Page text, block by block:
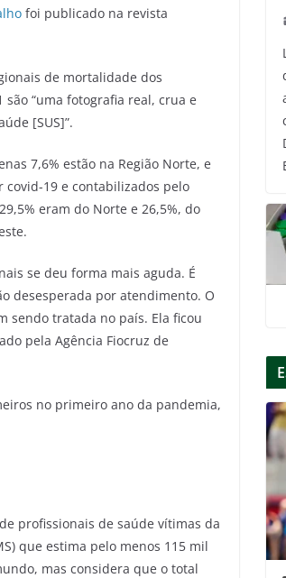
foi publicado na revista
de mortalidade dos
“uma fotografia real, crua e
[SUS]”.
7,6% estão na Região Norte, e
covid-19 e contabilizados pelo
eram do Norte e 26,5%, do
se deu forma mais aguda. É
desesperada por atendimento. O
sendo tratada no país. Ela ficou
pela Agência Fiocruz de
no primeiro ano da pandemia,
profissionais de saúde vítimas da
que estima pelo menos 115 mil
mas considera que o total